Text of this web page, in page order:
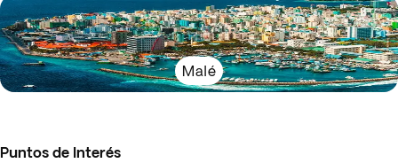
Malé
Puntos de Interés